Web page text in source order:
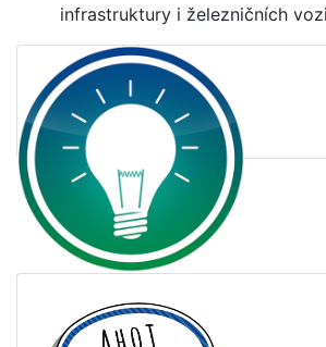
infrastruktury i železničních